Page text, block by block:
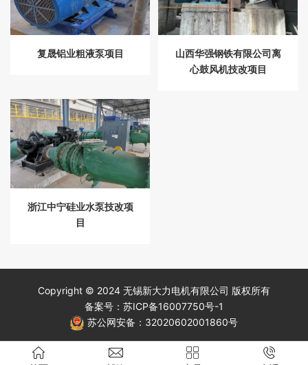
复晟铝业粗液泵项目
山西华强钢铁有限公司离
心鼓风机技改项目
浙江中宁硅业水泵技改项
目
Copyright © 2024 无锡新大力电机有限公司 版权所有
备案号： 苏ICP备16007750号-1
苏公网安备： 32020602001860号